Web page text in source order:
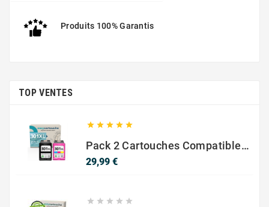
Produits 100% Garantis
TOP VENTES
    
Pack 2 Cartouches Compatible Avec HP 301 XL Noir Et Couleur
29,99 €Prix
    